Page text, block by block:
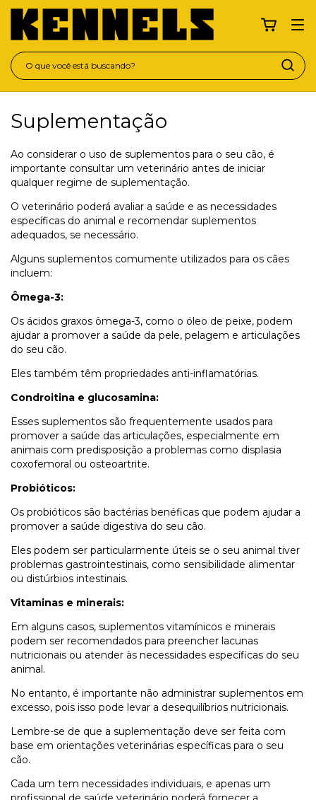
Suplementação
Ao considerar o uso de suplementos para o seu cão, é
importante consultar um veterinário antes de iniciar
qualquer regime de suplementação.
O veterinário poderá avaliar a saúde e as necessidades
específicas do animal e recomendar suplementos
adequados, se necessário.
Alguns suplementos comumente utilizados para os cães
incluem:
Ômega-3:
Os ácidos graxos ômega-3, como o óleo de peixe, podem
ajudar a promover a saúde da pele, pelagem e articulações
do seu cão.
Eles também têm propriedades anti-inflamatórias.
Condroitina e glucosamina:
Esses suplementos são frequentemente usados para
promover a saúde das articulações, especialmente em
animais com predisposição a problemas como displasia
coxofemoral ou osteoartrite.
Probióticos:
Os probióticos são bactérias benéficas que podem ajudar a
promover a saúde digestiva do seu cão.
Eles podem ser particularmente úteis se o seu animal tiver
problemas gastrointestinais, como sensibilidade alimentar
ou distúrbios intestinais.
Vitaminas e minerais:
Em alguns casos, suplementos vitamínicos e minerais
podem ser recomendados para preencher lacunas
nutricionais ou atender às necessidades específicas do seu
animal.
No entanto, é importante não administrar suplementos em
excesso, pois isso pode levar a desequilíbrios nutricionais.
Lembre-se de que a suplementação deve ser feita com
base em orientações veterinárias específicas para o seu
cão.
Cada um tem necessidades individuais, e apenas um